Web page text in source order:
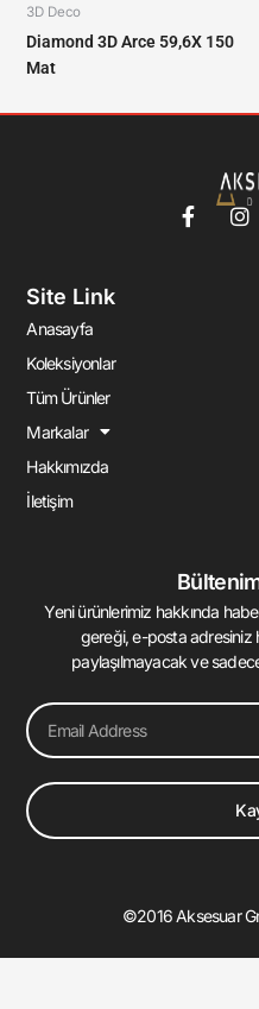
3D Deco
Diamond 3D Arce 59,6X 150
Mat
F
a
I
Site Link
Anasayfa
Koleksiyonlar
Tüm Ürünler
Markalar
Hakkımızda
İletişim
Yeni ürünlerimiz hakkında
gereği, e-posta adresiniz
paylaşılmayacak ve
Email
©2016 Aksesuar